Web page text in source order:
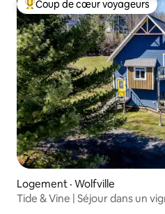
Coup de cœur voyageurs
Coup de cœur voyageurs
Logement · Wolfville
Tide & Vine | Séjour dans un